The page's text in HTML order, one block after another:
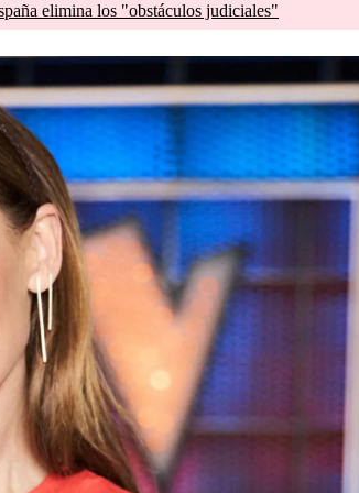
elimina los "obstáculos judiciales"